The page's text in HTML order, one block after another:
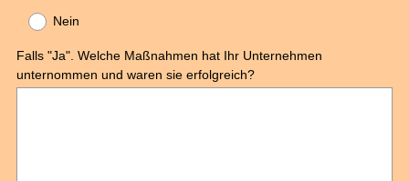
Nein
Falls "Ja". Welche Maßnahmen hat Ihr Unternehmen
unternommen und waren sie erfolgreich?